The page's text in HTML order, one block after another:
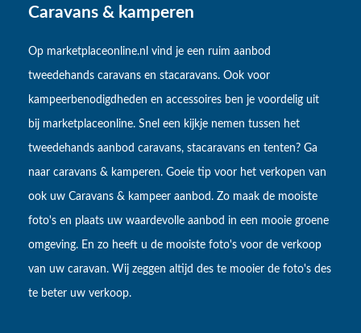
Caravans & kamperen
Op marketplaceonline.nl vind je een ruim aanbod
tweedehands caravans en stacaravans. Ook voor
kampeerbenodigdheden en accessoires ben je voordelig uit
bij marketplaceonline. Snel een kijkje nemen tussen het
tweedehands aanbod caravans, stacaravans en tenten? Ga
naar caravans & kamperen. Goeie tip voor het verkopen van
ook uw Caravans & kampeer aanbod. Zo maak de mooiste
foto's en plaats uw waardevolle aanbod in een mooie groene
omgeving. En zo heeft u de mooiste foto's voor de verkoop
van uw caravan. Wij zeggen altijd des te mooier de foto's des
te beter uw verkoop.